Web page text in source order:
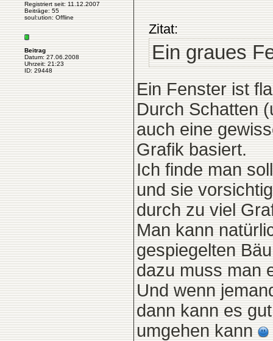
Registriert seit: 11.12.2007
Beiträge: 55
soul:ution: Offline
Beitrag
Datum: 27.06.2008
Uhrzeit: 21:23
ID: 29448
Zitat:
Ein graues
Ein Fenster ist
Durch Schatten
auch eine
Grafik basiert.
Ich finde man
und sie
durch zu viel
Man kann
gespiegelten
dazu muss man
Und wenn
dann kann es
umgehen kann